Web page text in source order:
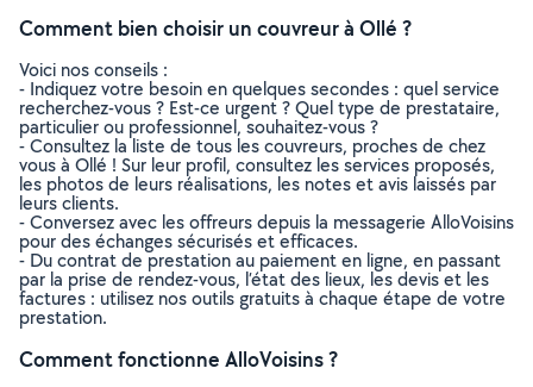
Comment bien choisir un couvreur à Ollé ?
Voici nos conseils :
- Indiquez votre besoin en quelques secondes : quel service
recherchez-vous ? Est-ce urgent ? Quel type de prestataire,
particulier ou professionnel, souhaitez-vous ?
- Consultez la liste de tous les couvreurs, proches de chez
vous à Ollé ! Sur leur profil, consultez les services proposés,
les photos de leurs réalisations, les notes et avis laissés par
leurs clients.
- Conversez avec les offreurs depuis la messagerie AlloVoisins
pour des échanges sécurisés et efficaces.
- Du contrat de prestation au paiement en ligne, en passant
par la prise de rendez-vous, l’état des lieux, les devis et les
factures : utilisez nos outils gratuits à chaque étape de votre
prestation.
Comment fonctionne AlloVoisins ?